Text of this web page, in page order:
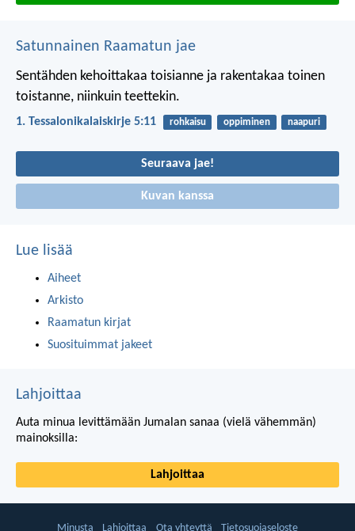
Satunnainen Raamatun jae
Sentähden kehoittakaa toisianne ja rakentakaa toinen
toistanne, niinkuin teettekin.
1. Tessalonikalaiskirje 5:11 rohkaisu oppiminen naapuri
Seuraava jae!
Kuvan kanssa
Lue lisää
Aiheet
Arkisto
Raamatun kirjat
Suosituimmat jakeet
Lahjoittaa
Auta minua levittämään Jumalan sanaa (vielä vähemmän)
mainoksilla:
Lahjoittaa
Minusta Lahjoittaa Ota yhteyttä Tietosuojaseloste